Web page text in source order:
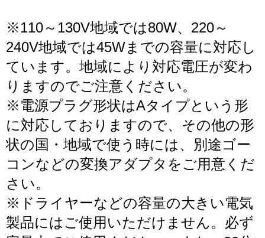
※110～130V地域では80W、220～
240V地域では45Wまでの容量に対応し
ています。地域により対応電圧が変わ
りますのでご注意ください。
※電源プラグ形状はAタイプという形
に対応しておりますので、その他の形
状の国・地域で使う時には、別途ゴー
コンなどの変換アダプタをご用意くだ
さい。
※ドライヤーなどの容量の大きい電気
製品にはご使用いただけません。必ず